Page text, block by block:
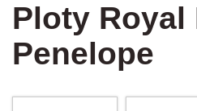
Ploty
Penelope